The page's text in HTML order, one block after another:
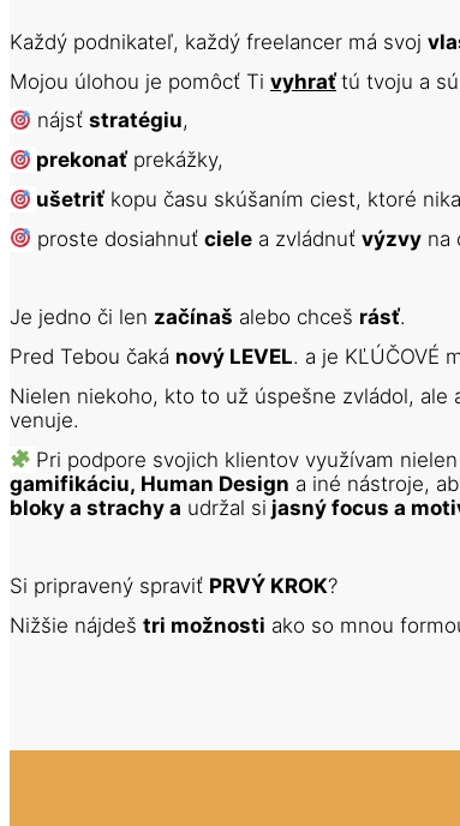
Každý podnikateľ, každý freelancer má svoj
Mojou úlohou je pomôcť Ti vyhrať tú tvoju a
nájsť stratégiu
prekonať prekážky,
ušetriť kopu času skúšaním ciest, ktoré
proste dosiahnuť ciele a zvládnuť výzvy
Je jedno či len začínaš alebo chceš rásť
Pred Tebou čaká nový LEVEL. a
Nielen niekoho, kto to už úspešne zvládol, ale
venuje.
Pri podpore svojich klientov využívam nielen
gamifikáciu, Human Design a iné nástroje,
bloky a strachy a udržal si jasný focus a
Si pripravený spraviť PRVÝ KROK?
Nižšie nájdeš tri možnosti ako so mnou